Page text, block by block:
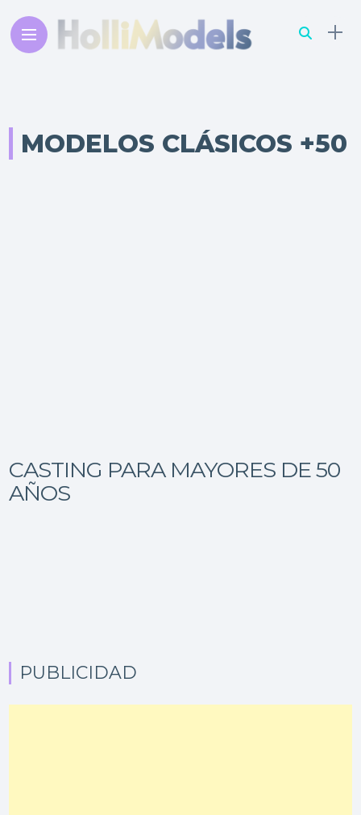
MODELOS CLÁSICOS +50
CASTING PARA MAYORES DE 50
AÑOS
PUBLICIDAD